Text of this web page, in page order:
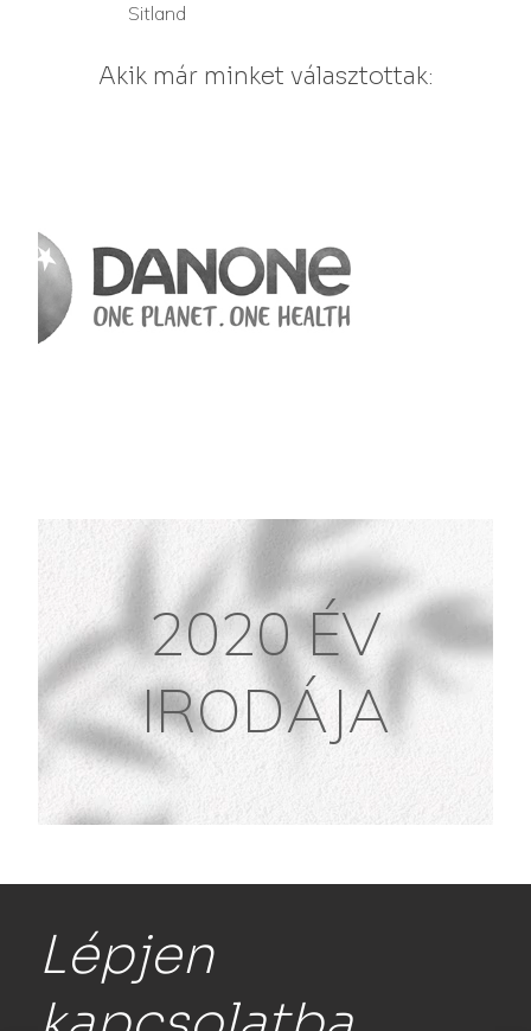
Sitland
Akik már minket választottak:
2020 ÉV
IRODÁJA
Lépjen